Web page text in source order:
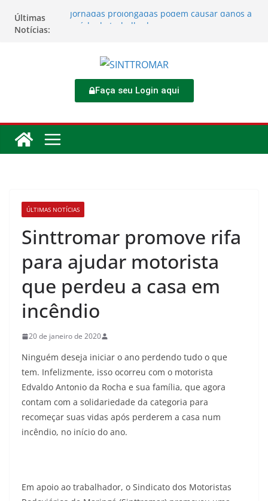
Últimas
Notícias:
Jornadas prolongadas podem causar danos à
Sinttromar garante acordo de R$ 1,7 milhão e
corrige direitos de motoristas da
Transcocamar
dos trabalhadores
Faça seu Login aqui
ÚLTIMAS NOTÍCIAS
Sinttromar promove rifa
para ajudar motorista
que perdeu a casa em
incêndio
20 de janeiro de 2020
Ninguém deseja iniciar o ano perdendo tudo o que
tem. Infelizmente, isso ocorreu com o motorista
Edvaldo Antonio da Rocha e sua família, que agora
contam com a solidariedade da categoria para
recomeçar suas vidas após perderem a casa num
incêndio, no início do ano.
Em apoio ao trabalhador, o Sindicato dos Motoristas